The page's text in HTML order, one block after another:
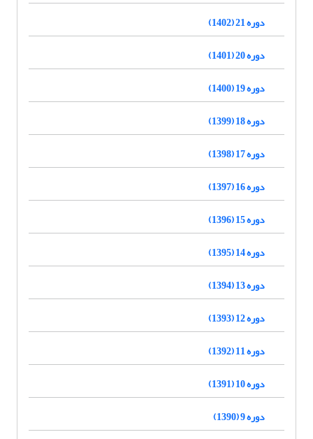
دوره 21 (1402)
دوره 20 (1401)
دوره 19 (1400)
دوره 18 (1399)
دوره 17 (1398)
دوره 16 (1397)
دوره 15 (1396)
دوره 14 (1395)
دوره 13 (1394)
دوره 12 (1393)
دوره 11 (1392)
دوره 10 (1391)
دوره 9 (1390)